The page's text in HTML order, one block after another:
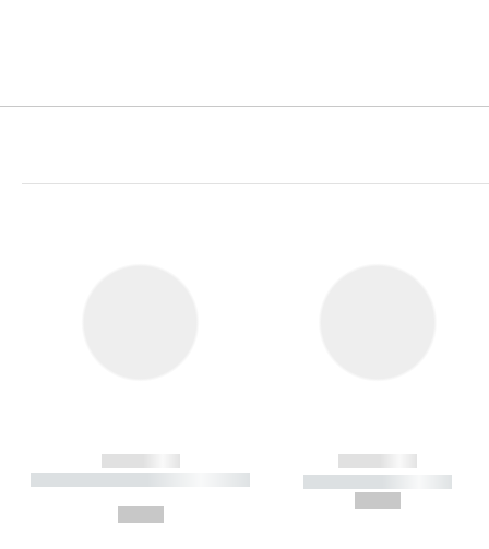
------------
----------- ----------- ----------
------------
----------- -----------